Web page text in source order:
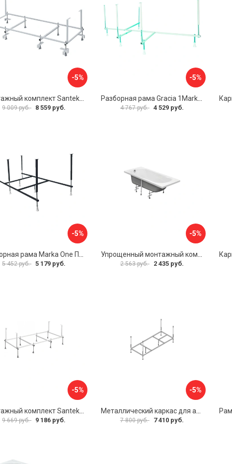
-5%
Монтажный комплект Santek МОНАКО 1.WH11.2.424 00000045899
9 009 руб. 8 559 руб.
-5%
4 767 руб. 4 529 руб.
-5%
Разборная рама Marka One ПУ 160-165x75 03пу1675
5 452 руб. 5 179 руб.
-5%
Упрощенный монтажный комплект для ванны Santek КАСАБЛАНКА 1WH501541 00058310
2 563 руб. 2 435 руб.
-5%
Монтажный комплект Santek САНТОРИНИ 1.WH30.2.488 00000069112
9 669 руб. 9 186 руб.
-5%
7 800 руб. 7 410 руб.